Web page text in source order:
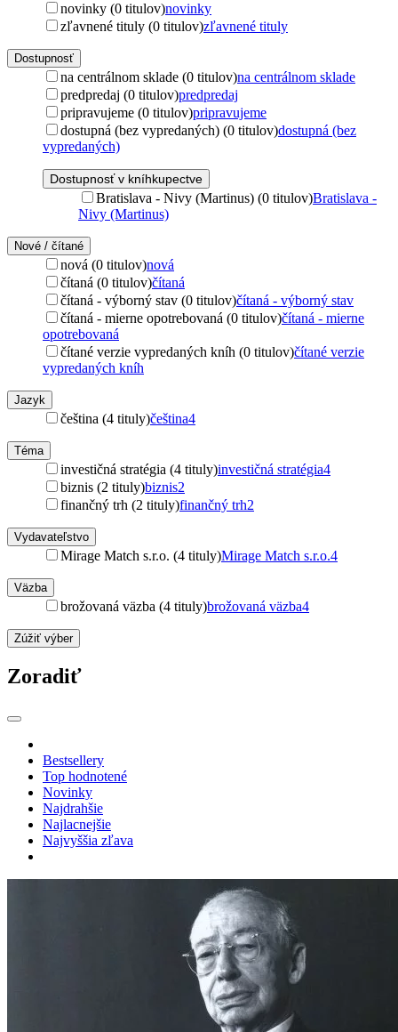
novinky (0 titulov)novinky
zľavnené tituly (0 titulov)zľavnené tituly
Dostupnosť
na centrálnom sklade (0 titulov)na centrálnom sklade
predpredaj (0 titulov)predpredaj
pripravujeme (0 titulov)pripravujeme
dostupná (bez vypredaných) (0 titulov)dostupná (bez
vypredaných)
Dostupnosť v kníhkupectve
Bratislava - Nivy (Martinus) (0 titulov)Bratislava -
Nivy (Martinus)
Nové / čítané
nová (0 titulov)nová
čítaná (0 titulov)čítaná
čítaná - výborný stav (0 titulov)čítaná - výborný stav
čítaná - mierne opotrebovaná (0 titulov)čítaná - mierne
opotrebovaná
čítané verzie vypredaných kníh (0 titulov)čítané verzie
vypredaných kníh
Jazyk
čeština (4 tituly)čeština4
Téma
investičná stratégia (4 tituly)investičná stratégia4
biznis (2 tituly)biznis2
finančný trh (2 tituly)finančný trh2
Vydavateľstvo
Mirage Match s.r.o. (4 tituly)Mirage Match s.r.o.4
Väzba
brožovaná väzba (4 tituly)brožovaná väzba4
Zúžiť výber
Zoradiť
Bestsellery
Top hodnotené
Novinky
Najdrahšie
Najlacnejšie
Najvyššia zľava